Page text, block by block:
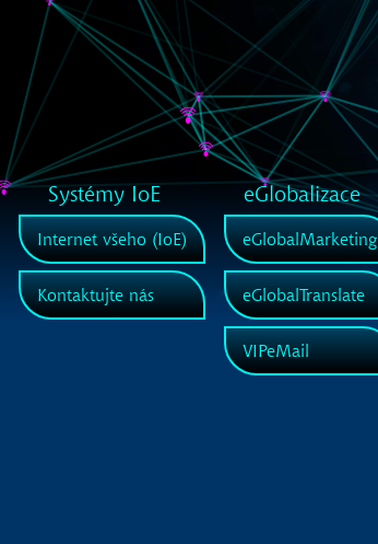
Systémy IoE eGlobalizace
Internet všeho (IoE)
Kontaktujte nás
eGlobalMarketing
eGlobalTranslate
VIPeMail